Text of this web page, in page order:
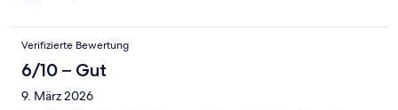
Verifizierte Bewertung
6/10 – Gut
9. März 2026